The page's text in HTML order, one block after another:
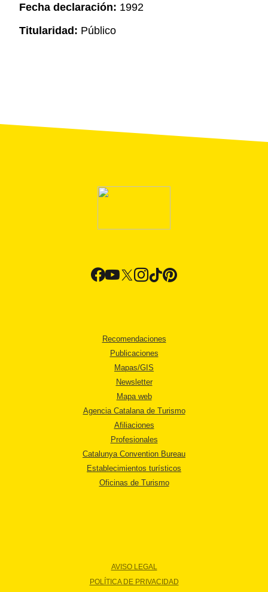
Fecha declaración: 1992
Titularidad: Público
Recomendaciones
Publicaciones
Mapas/GIS
Newsletter
Mapa web
Agencia Catalana de Turismo
Afiliaciones
Profesionales
Catalunya Convention Bureau
Establecimientos turísticos
Oficinas de Turismo
AVISO LEGAL
POLÍTICA DE PRIVACIDAD